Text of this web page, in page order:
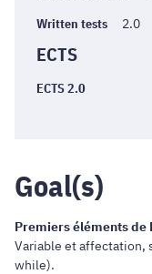
Written tests 2.0
ECTS
ECTS 2.0
Goal(s)
Premiers éléments de
Variable et affectation,
while).